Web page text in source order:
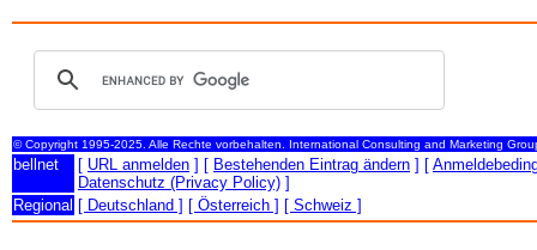
© Copyright 1995-2025. Alle Rechte vorbehalten. International Consulting and Marketing
bellnet [ URL anmelden ] [ Bestehenden Eintrag ändern ] [
Datenschutz (Privacy Policy) ]
Regional [ Deutschland ] [ Österreich ] [ Schweiz ]